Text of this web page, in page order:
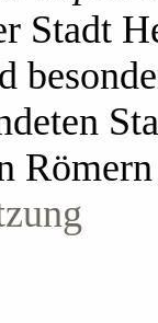
Stadt